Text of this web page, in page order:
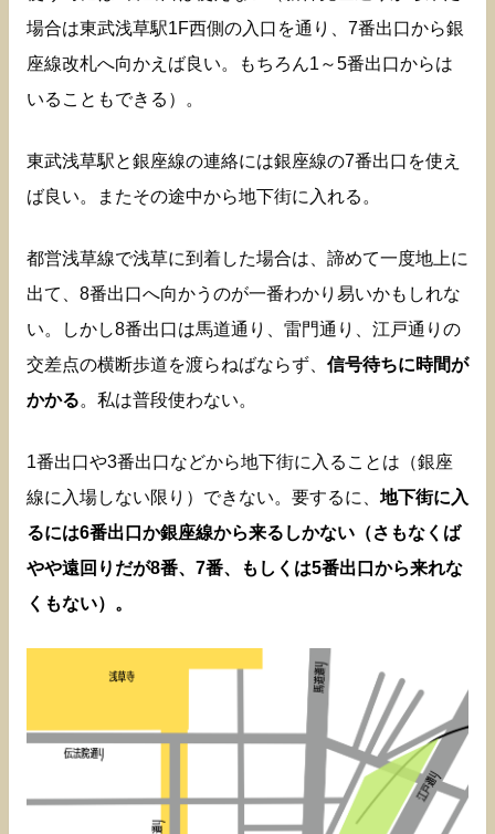
場合は東武浅草駅1F西側の入口を通り、7番出口から銀
座線改札へ向かえば良い。もちろん1～5番出口からは
いることもできる）。
東武浅草駅と銀座線の連絡には銀座線の7番出口を使え
ば良い。またその途中から地下街に入れる。
都営浅草線で浅草に到着した場合は、諦めて一度地上に
出て、8番出口へ向かうのが一番わかり易いかもしれな
い。しかし8番出口は馬道通り、雷門通り、江戸通りの
交差点の横断歩道を渡らねばならず、 信号待ちに時間が
かかる。私は普段使わない。
1番出口や3番出口などから地下街に入ることは（銀座
線に入場しない限り）できない。要するに、 地下街に入
るには6番出口か銀座線から来るしかない（さもなくば
やや遠回りだが8番、7番、もしくは5番出口から来れな
くもない）。